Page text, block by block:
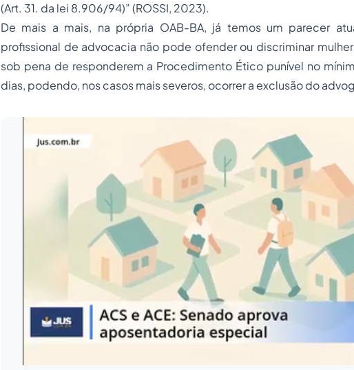
(Art. 31. da lei 8.906/94)” (ROSSI, 2023).
De mais a mais, na própria OAB-BA, já temos um parecer
profissional de advocacia não pode ofender ou discriminar
sob pena de responderem a Procedimento Ético punível no
dias, podendo, nos casos mais severos, ocorrer a exclusão do